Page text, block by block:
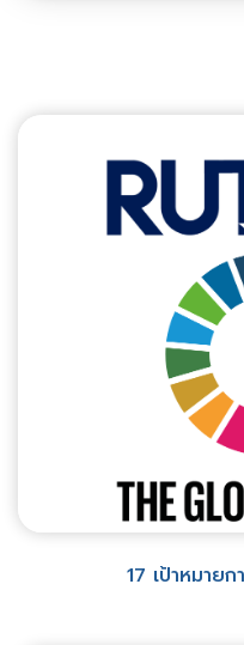
17 เป้าหมาย